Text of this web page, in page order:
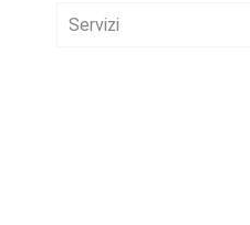
Servizi